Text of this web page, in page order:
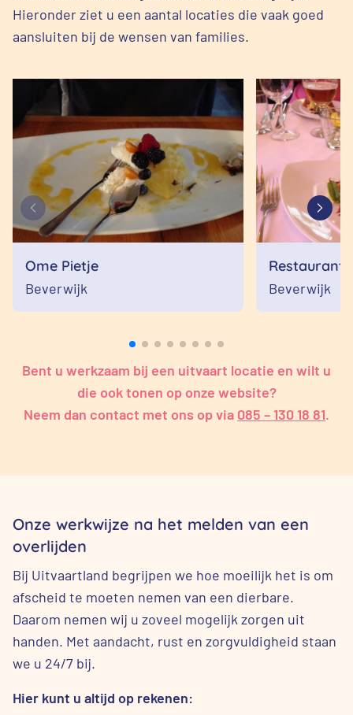
Hieronder ziet u een aantal locaties die vaak goed
aansluiten bij de wensen van families.
Ome Pietje
Beverwijk
Restaurant
Beverwijk
Bent u werkzaam bij een uitvaart locatie en wilt u
die ook tonen op onze website?
Neem dan contact met ons op via 085 – 130 18 81.
Onze werkwijze na het melden van een
overlijden
Bij Uitvaartland begrijpen we hoe moeilijk het is om
afscheid te moeten nemen van een dierbare.
Daarom nemen wij u zoveel mogelijk zorgen uit
handen. Met aandacht, rust en zorgvuldigheid staan
we u 24/7 bij.
Hier kunt u altijd op rekenen: